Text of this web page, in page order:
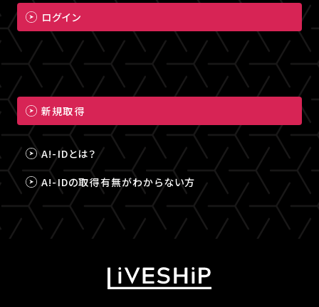
ログイン
新規取得
A!-IDとは？
A!-IDの取得有無がわからない方